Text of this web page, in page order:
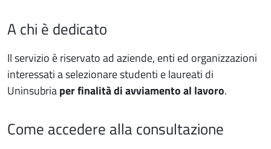
A chi è dedicato
Il servizio è riservato ad aziende, enti ed organizzazioni
interessati a selezionare studenti e laureati di
Uninsubriaper finalità di avviamento al lavoro.
Come accedere alla consultazione